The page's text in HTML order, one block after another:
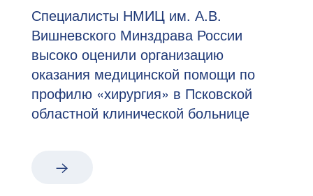
Специалисты НМИЦ им. А.В.
Вишневского Минздрава России
высоко оценили организацию
оказания медицинской помощи по
профилю «хирургия» в Псковской
областной клинической больнице